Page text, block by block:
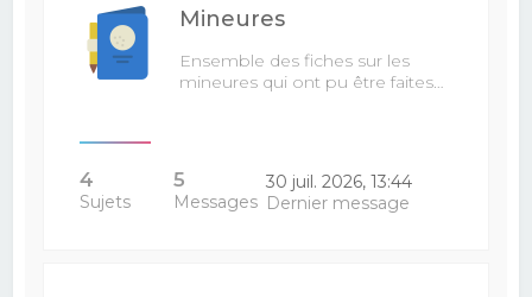
Mineures
Ensemble des fiches sur les
mineures qui ont pu être faites…
4
Sujets
5
Messages
30 juil. 2026, 13:44
Dernier message